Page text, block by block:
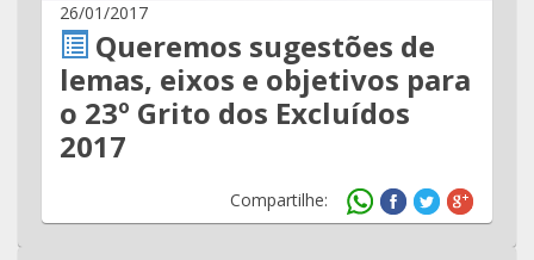
26/01/2017
Queremos sugestões de
lemas, eixos e objetivos para
o 23º Grito dos Excluídos
2017
Compartilhe: